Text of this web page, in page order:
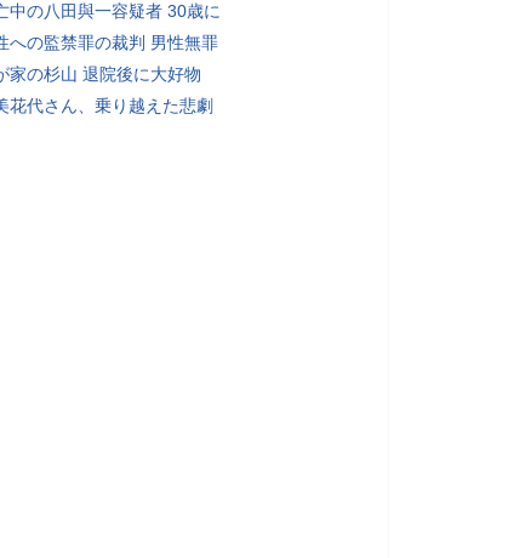
中の八田與一容疑者 30歳に
への監禁罪の裁判 男性無罪
家の杉山 退院後に大好物
花代さん、乗り越えた悲劇